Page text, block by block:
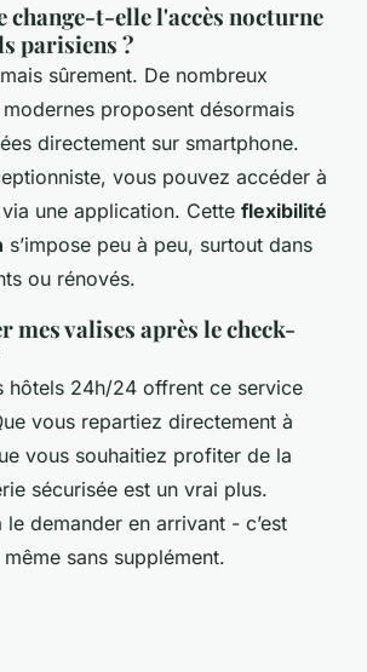
change-t-elle l'accès nocturne
parisiens ?
sûrement. De nombreux
proposent désormais
directement sur smartphone.
vous pouvez accéder à
une application. Cette flexibilité
s’impose peu à peu, surtout dans
ou rénovés.
mes valises après le check-
hôtels 24h/24 offrent ce service
vous repartiez directement à
vous souhaitiez profiter de la
sécurisée est un vrai plus.
le demander en arrivant - c’est
sans supplément.